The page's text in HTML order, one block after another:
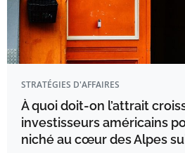
STRATÉGIES D'AFFAIRES
À quoi doit-on l’attrait
investisseurs américains
niché au cœur des Alpes